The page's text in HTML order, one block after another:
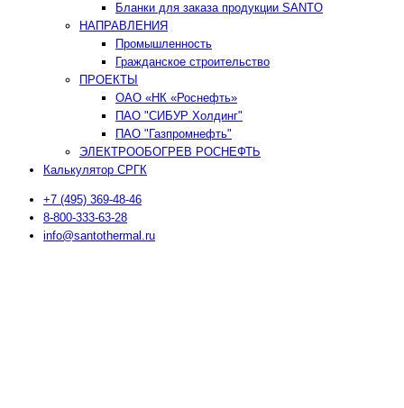
Бланки для заказа продукции SANTO
НАПРАВЛЕНИЯ
Промышленность
Гражданское строительство
ПРОЕКТЫ
ОАО «НК «Роснефть»
ПАО "СИБУР Холдинг"
ПАО "Газпромнефть"
ЭЛЕКТРООБОГРЕВ РОСНЕФТЬ
Калькулятор СРГК
+7 (495) 369-48-46
8-800-333-63-28
info@santothermal.ru